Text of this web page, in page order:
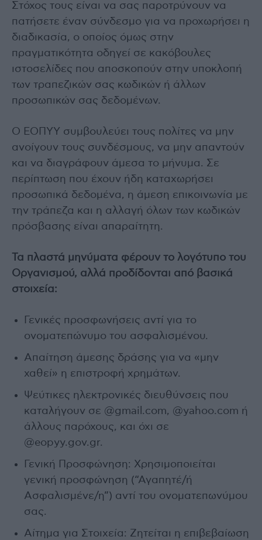
Στόχος τους είναι να σας παροτρύνουν να
πατήσετε έναν σύνδεσμο για να προχωρήσει η
διαδικασία, ο οποίος όμως στην
πραγματικότητα οδηγεί σε κακόβουλες
ιστοσελίδες που αποσκοπούν στην υποκλοπή
των τραπεζικών σας κωδικών ή άλλων
προσωπικών σας δεδομένων.
Ο ΕΟΠΥΥ συμβουλεύει τους πολίτες να μην
ανοίγουν τους συνδέσμους, να μην απαντούν
και να διαγράφουν άμεσα το μήνυμα. Σε
περίπτωση που έχουν ήδη καταχωρήσει
προσωπικά δεδομένα, η άμεση επικοινωνία με
την τράπεζα και η αλλαγή όλων των κωδικών
πρόσβασης είναι απαραίτητη.
Τα πλαστά μηνύματα φέρουν το λογότυπο του
Οργανισμού, αλλά προδίδονται από βασικά
στοιχεία:
Γενικές προσφωνήσεις αντί για το
ονοματεπώνυμο του ασφαλισμένου.
Απαίτηση άμεσης δράσης για να «μην
χαθεί» η επιστροφή χρημάτων.
Ψεύτικες ηλεκτρονικές διευθύνσεις που
καταλήγουν σε @gmail.com, @yahoo.com ή
άλλους παρόχους, και όχι σε
@eopyy.gov.gr.
Γενική Προσφώνηση: Χρησιμοποιείται
γενική προσφώνηση (“Αγαπητέ/ή
Ασφαλισμένε/η”) αντί του ονοματεπωνύμου
σας.
Αίτημα για Στοιχεία: Ζητείται η επιβεβαίωση